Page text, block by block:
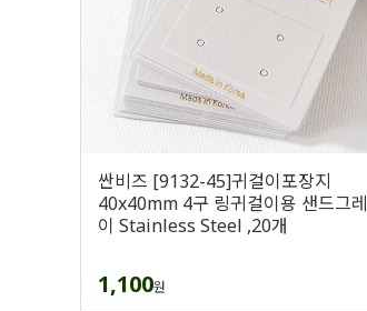
싼비즈 [9132-45]귀걸이포장지
40x40mm 4구 링귀걸이용 샌드그레
이 Stainless Steel ,20개
1,100원